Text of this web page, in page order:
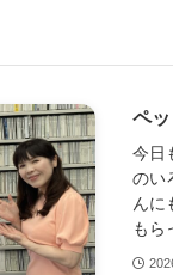
ペ
今日
のい
んに
もら